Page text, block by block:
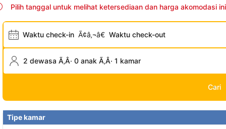
Pilih tanggal untuk melihat ketersediaan dan harga akomodasi ini
Waktu check-in Ã¢â‚¬â€ Waktu check-out
2 dewasa Ã‚Â· 0 anak Ã‚Â· 1 kamar
Cari
Tipe kamar